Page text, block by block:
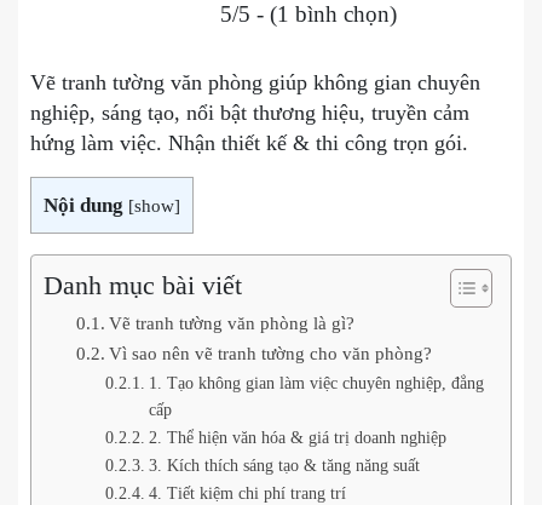
5/5 - (1 bình chọn)
Vẽ tranh tường văn phòng giúp không gian chuyên
nghiệp, sáng tạo, nổi bật thương hiệu, truyền cảm
hứng làm việc. Nhận thiết kế & thi công trọn gói.
Nội dung [show]
Danh mục bài viết
Vẽ tranh tường văn phòng là gì?
Vì sao nên vẽ tranh tường cho văn phòng?
1. Tạo không gian làm việc chuyên nghiệp, đẳng
cấp
2. Thể hiện văn hóa & giá trị doanh nghiệp
3. Kích thích sáng tạo & tăng năng suất
4. Tiết kiệm chi phí trang trí